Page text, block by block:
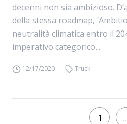
decenni non sia ambizioso.
della stessa roadmap,
neutralità climatica entro il
imperativo categorico...
12/17/2020 Truck
1